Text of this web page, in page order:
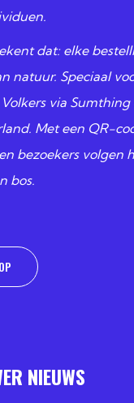
dat: elke
natuur. Speciaal
via Sumthing
Met een QR-
bezoekers volgen
bos.
NIEUWS